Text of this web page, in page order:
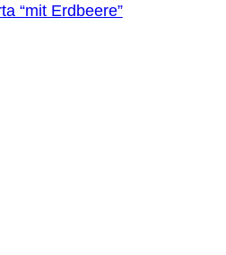
“mit Erdbeere”